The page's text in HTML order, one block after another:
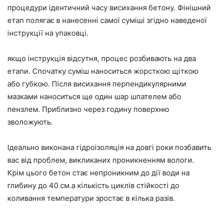
процедури ідентичний часу висихання бетону. Фінішний
етап полягає в нанесенні самої суміші згідно наведеної
інструкції на упаковці.
якщо інструкція відсутня, процес розбивають на два
етапи. Спочатку суміш наноситься жорсткою щіткою
або губкою. Після висихання перпендикулярними
мазками наноситься ще один шар шпателем або
пензлем. Приблизно через годину поверхню
зволожують.
Ідеально виконана гідроізоляція на довгі роки позбавить
вас від проблем, викликаних проникненням вологи.
Крім цього бетон стає непроникним до дії води на
глибину до 40 см.а кількість циклів стійкості до
коливання температури зростає в кілька разів.